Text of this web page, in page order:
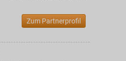
Zum Partnerprofil